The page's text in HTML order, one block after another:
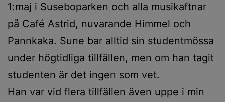
1:maj i Suseboparken och alla musikaftnar
på Café Astrid, nuvarande Himmel och
Pannkaka. Sune bar alltid sin studentmössa
under högtidliga tillfällen, men om han tagit
studenten är det ingen som vet.
Han var vid flera tillfällen även uppe i min